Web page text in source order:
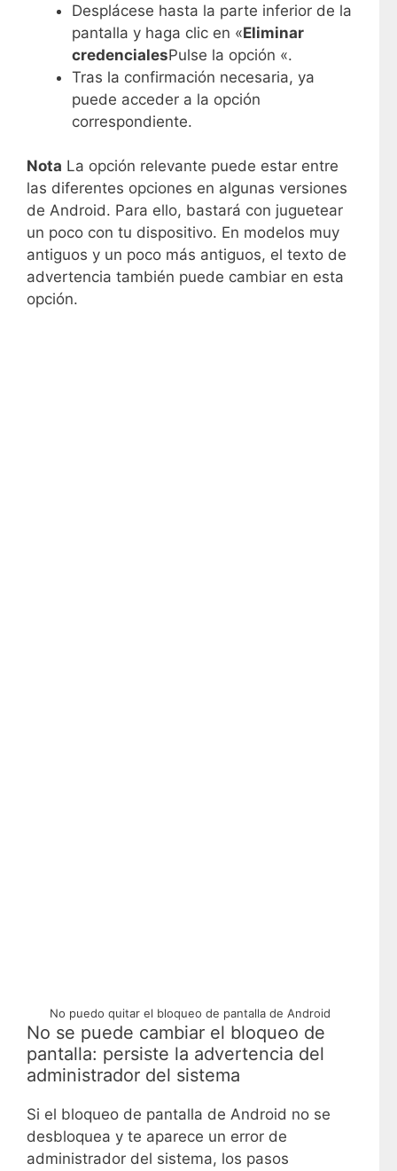
Desplácese hasta la parte inferior de la
pantalla y haga clic en «Eliminar
credencialesPulse la opción «.
Tras la confirmación necesaria, ya
puede acceder a la opción
correspondiente.
Nota La opción relevante puede estar entre
las diferentes opciones en algunas versiones
de Android. Para ello, bastará con juguetear
un poco con tu dispositivo. En modelos muy
antiguos y un poco más antiguos, el texto de
advertencia también puede cambiar en esta
opción.
No puedo quitar el bloqueo de pantalla de Android
No se puede cambiar el bloqueo de
pantalla: persiste la advertencia del
administrador del sistema
Si el bloqueo de pantalla de Android no se
desbloquea y te aparece un error de
administrador del sistema, los pasos